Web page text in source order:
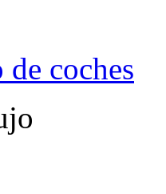
coches